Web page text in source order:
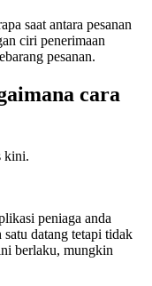
saat antara pesanan
ciri penerimaan
pesanan.
cara
kini.
peniaga anda
satu datang tetapi tidak
berlaku, mungkin